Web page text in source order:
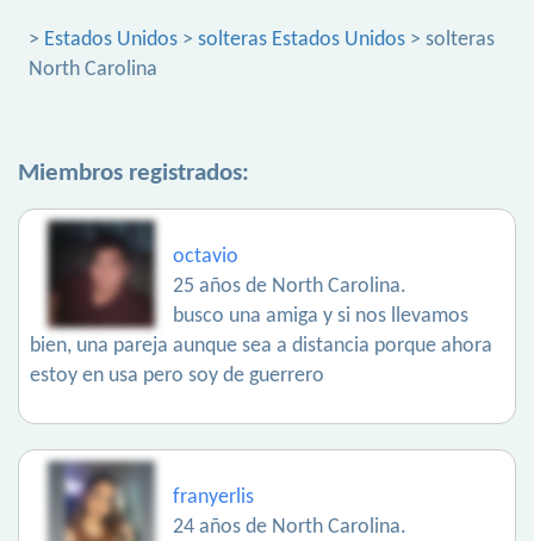
> Estados Unidos > solteras Estados Unidos > solteras
North Carolina
Miembros registrados:
octavio
25 años de North Carolina.
busco una amiga y si nos llevamos
bien, una pareja aunque sea a distancia porque ahora
estoy en usa pero soy de guerrero
franyerlis
24 años de North Carolina.